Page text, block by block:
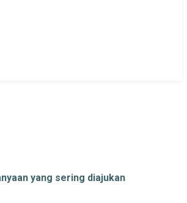
yang sering diajukan